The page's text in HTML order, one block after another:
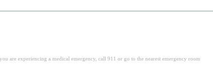
are experiencing a medical emergency, call 911 or go to the nearest emergency room